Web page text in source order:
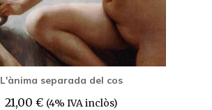
L'ànima separada del cos
21,00 € (4% IVA inclòs)